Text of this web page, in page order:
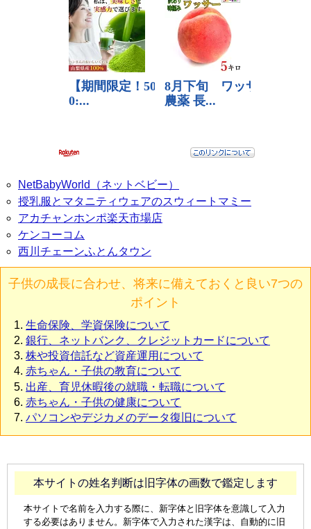
NetBabyWorld（ネットベビー）
授乳服とマタニティウェアのスウィートマミー
アカチャンホンポ楽天市場店
ケンコーコム
西川チェーンふとんタウン
子供の成長に合わせ、将来に備えておくと良い7つの
ポイント
生命保険、学資保険について
銀行、ネットバンク、クレジットカードについて
株や投資信託など資産運用について
赤ちゃん・子供の教育について
出産、育児休暇後の就職・転職について
赤ちゃん・子供の健康について
パソコンやデジカメのデータ復旧について
本サイトの姓名判断は旧字体の画数で鑑定します
本サイトで名前を入力する際に、新字体と旧字体を意識して入力
する必要はありません。新字体で入力された漢字は、自動的に旧